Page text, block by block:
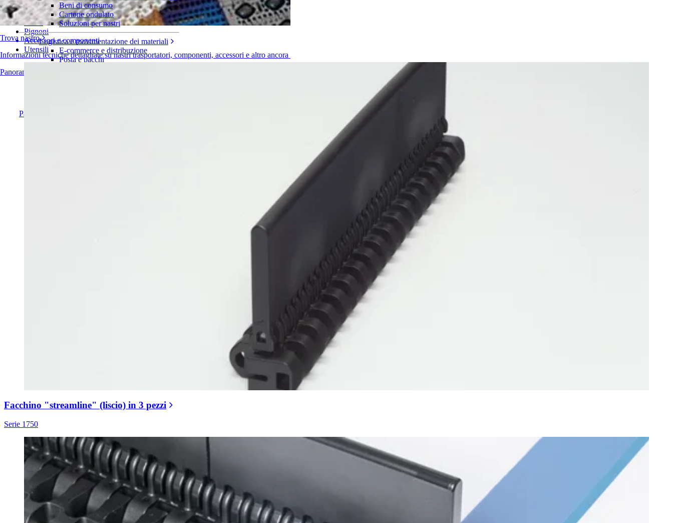
Trova nastro
Informazioni tecniche dettagliate su nastri trasportatori, componenti, accessori e altro ancora
Panoramica dei prodotti
Beni di consumo
Cartone ondulato
Soluzioni per nastri
Logistica e movimentazione dei materiali
E-commerce e distribuzione
Posta e pacchi
Panoramica dei settori
Nastri
Pignoni
Accessori e componenti
Utensili
Facchino "streamline" (liscio) in 3 pezzi
Serie 1750